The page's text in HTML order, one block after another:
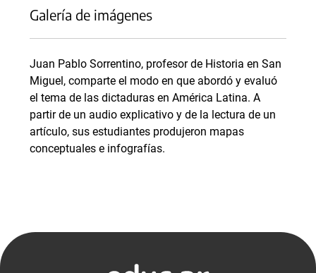
Galería de imágenes
Juan Pablo Sorrentino, profesor de Historia en San
Miguel, comparte el modo en que abordó y evaluó
el tema de las dictaduras en América Latina. A
partir de un audio explicativo y de la lectura de un
artículo, sus estudiantes produjeron mapas
conceptuales e infografías.